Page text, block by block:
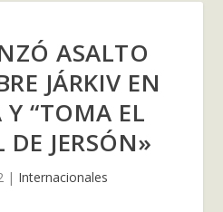
ASALTO
JÁRKIV EN
“TOMA EL
JERSÓN»
| Internacionales